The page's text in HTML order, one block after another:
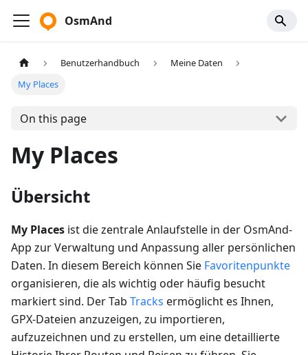
OsmAnd
Benutzerhandbuch
Meine Daten
My Places
On this page
My Places
Übersicht
My Places ist die zentrale Anlaufstelle in der OsmAnd-
App zur Verwaltung und Anpassung aller persönlichen
Daten. In diesem Bereich können Sie Favoritenpunkte
organisieren, die als wichtig oder häufig besucht
markiert sind. Der Tab Tracks ermöglicht es Ihnen,
GPX-Dateien anzuzeigen, zu importieren,
aufzuzeichnen und zu erstellen, um eine detaillierte